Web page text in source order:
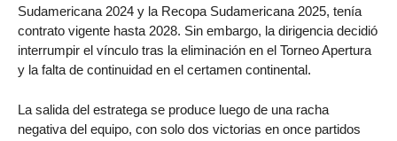
Sudamericana 2024 y la Recopa Sudamericana 2025, tenía
contrato vigente hasta 2028. Sin embargo, la dirigencia decidió
interrumpir el vínculo tras la eliminación en el Torneo Apertura
y la falta de continuidad en el certamen continental.
La salida del estratega se produce luego de una racha
negativa del equipo, con solo dos victorias en once partidos